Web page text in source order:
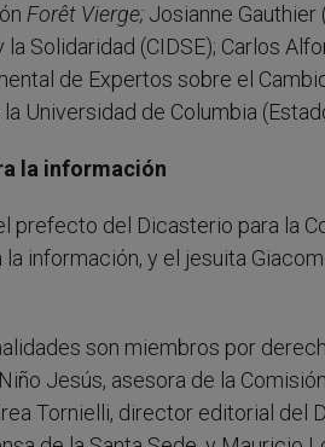
Forêt Vierge; Josianne Gauthier
la Solidaridad (CIDSE); Carlos
de Expertos sobre el
Universidad de Columbia
la información
prefecto del Dicasterio para la
la información, y el jesuita
son miembros por
Jesús, asesora de la
Tornielli, director editorial del